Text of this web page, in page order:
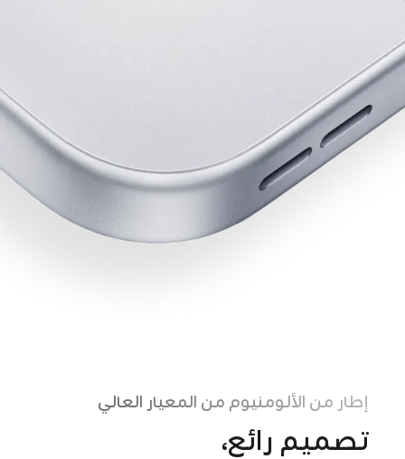
إطار من الألومنيوم من المعيار العالي
تصميم رائع،